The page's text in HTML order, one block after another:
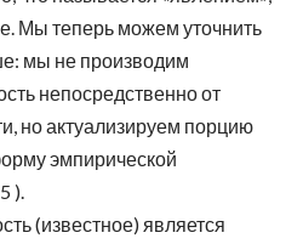
Мы теперь можем уточнить
мы не производим
непосредственно от
но актуализируем порцию
эмпирической
).
(известное) является